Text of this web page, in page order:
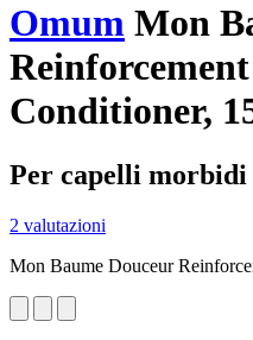
Omum Mon
Conditioner,
Per capelli morbidi
2 valutazioni
Mon Baume Douceur